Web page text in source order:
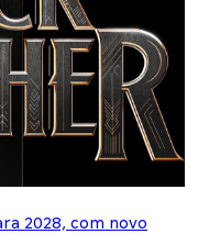
2028, com novo